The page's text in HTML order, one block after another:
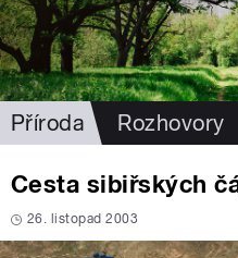
Příroda Rozhovory
Cesta sibiřských
26. listopad 2003